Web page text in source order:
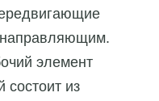
элемент
состоит из